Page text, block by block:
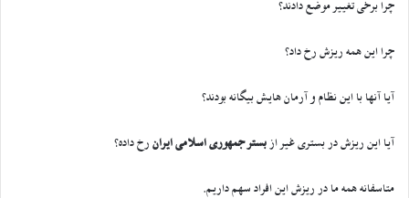
چرا برخی تغییر موضع دادند؟
چرا این همه ریزش رخ داد؟
آیا آنها با این نظام و آرمان هایش بیگانه بودند؟
آیا این ریزش در بستری غیر از بستر جمهوری اسلامی ایران رخ داده؟
متاسفانه همه ما در ریزش این افراد سهم داریم.